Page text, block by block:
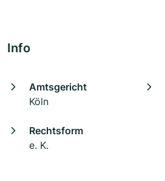
Info
Amtsgericht
Köln
Rechtsform
e. K.